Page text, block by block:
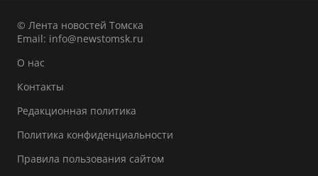
© Лента новостей Томска
Email: info@newstomsk.ru
О нас
Контакты
Редакционная политика
Политика конфиденциальности
Правила пользования сайтом